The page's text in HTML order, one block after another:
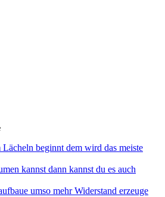
beginnt dem wird das meiste
kannst dann kannst du es auch
umso mehr Widerstand erzeuge